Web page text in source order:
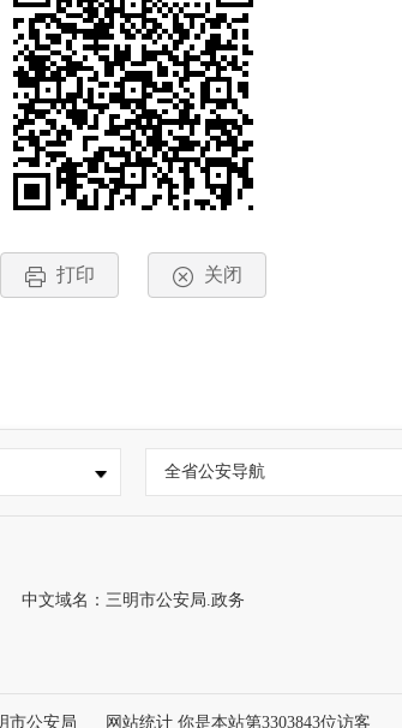
打印 关闭
全省公安导航
中文域名：三明市公安局.政务
市公安局 网站统计 你是本站第3303843位访客